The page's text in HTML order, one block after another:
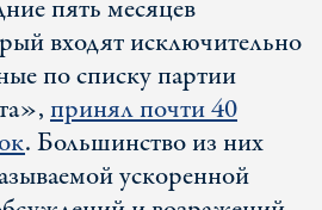
пять месяцев
входят исключительно
по списку партии
принял почти 40
. Большинство из них
ускоренной